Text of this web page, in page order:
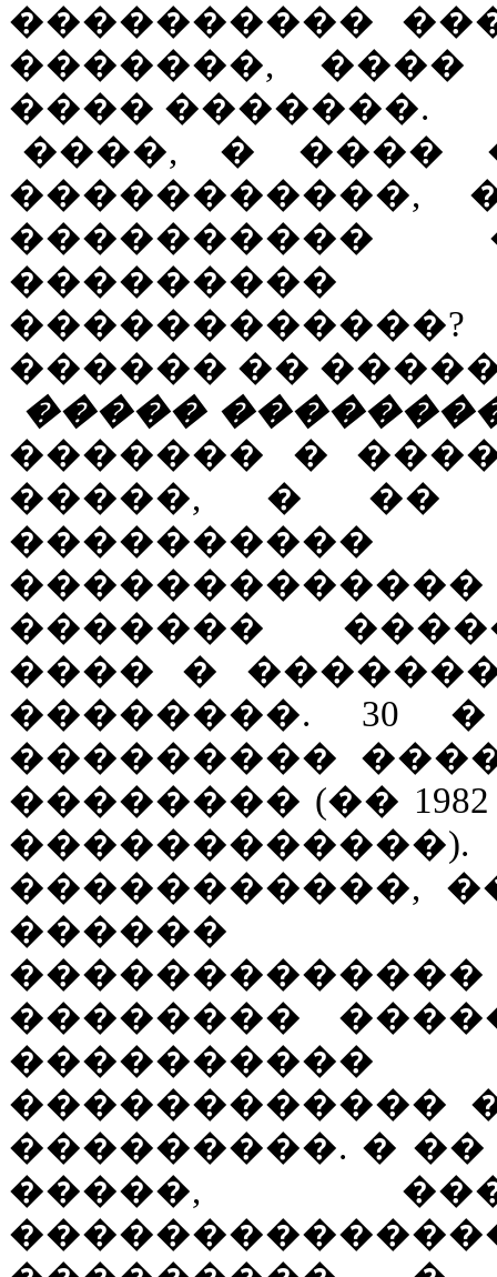
����������
�������,
���� �������.
����, � ����
�����������,
����������
������ ��
�����
������� �
�����, � ��
�������
���� �
��������. 30
���������
�������� (��
�����������,
������
��������
����������
������������
���������. � ��
�����,